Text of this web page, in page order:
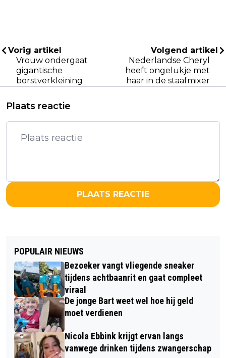
Vorig artikel
Vrouw ondergaat
gigantische
borstverkleining
Volgend artikel
Nederlandse Cheryl
heeft ongelukje met
haar in de staafmixer
Plaats reactie
PLAATS REACTIE
POPULAIR NIEUWS
Bezoeker vangt vliegende sneaker
tijdens achtbaanrit en gaat compleet
viraal
De jonge Bart weet wel hoe hij geld
moet verdienen
Nicola Ebbink krijgt ervan langs
vanwege drinken tijdens zwangerschap